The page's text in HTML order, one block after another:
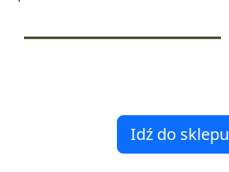
Idź do sklepu